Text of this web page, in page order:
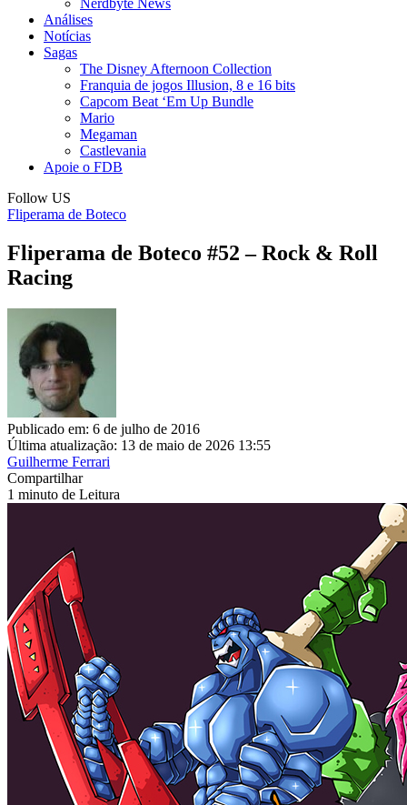
Nerdbyte News
Análises
Notícias
Sagas
The Disney Afternoon Collection
Franquia de jogos Illusion, 8 e 16 bits
Capcom Beat ‘Em Up Bundle
Mario
Megaman
Castlevania
Apoie o FDB
Follow US
Fliperama de Boteco
Fliperama de Boteco #52 – Rock & Roll
Racing
Publicado em: 6 de julho de 2016
Última atualização: 13 de maio de 2026 13:55
Guilherme Ferrari
Compartilhar
1 minuto de Leitura